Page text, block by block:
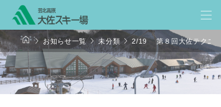
 お知らせ一覧未分類2/19 第８回大佐テクニ